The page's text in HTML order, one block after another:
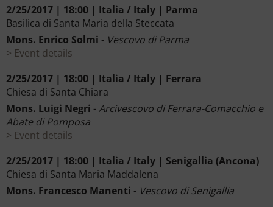
2/25/2017 | 18:00 | Italia / Italy | Parma
Basilica di Santa Maria della Steccata
Mons. Enrico Solmi - Vescovo di Parma
Event details
2/25/2017 | 18:00 | Italia / Italy | Ferrara
Chiesa di Santa Chiara
Mons. Luigi Negri -Arcivescovo di Ferrara-Comacchio e
Abate di Pomposa
Event details
2/25/2017 | 18:00 | Italia / Italy | Senigallia (Ancona)
Chiesa di Santa Maria Maddalena
Mons. Francesco Manenti - Vescovo di Senigallia